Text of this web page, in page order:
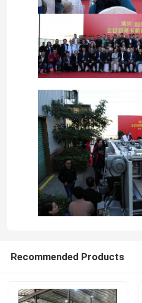
Recommended Products